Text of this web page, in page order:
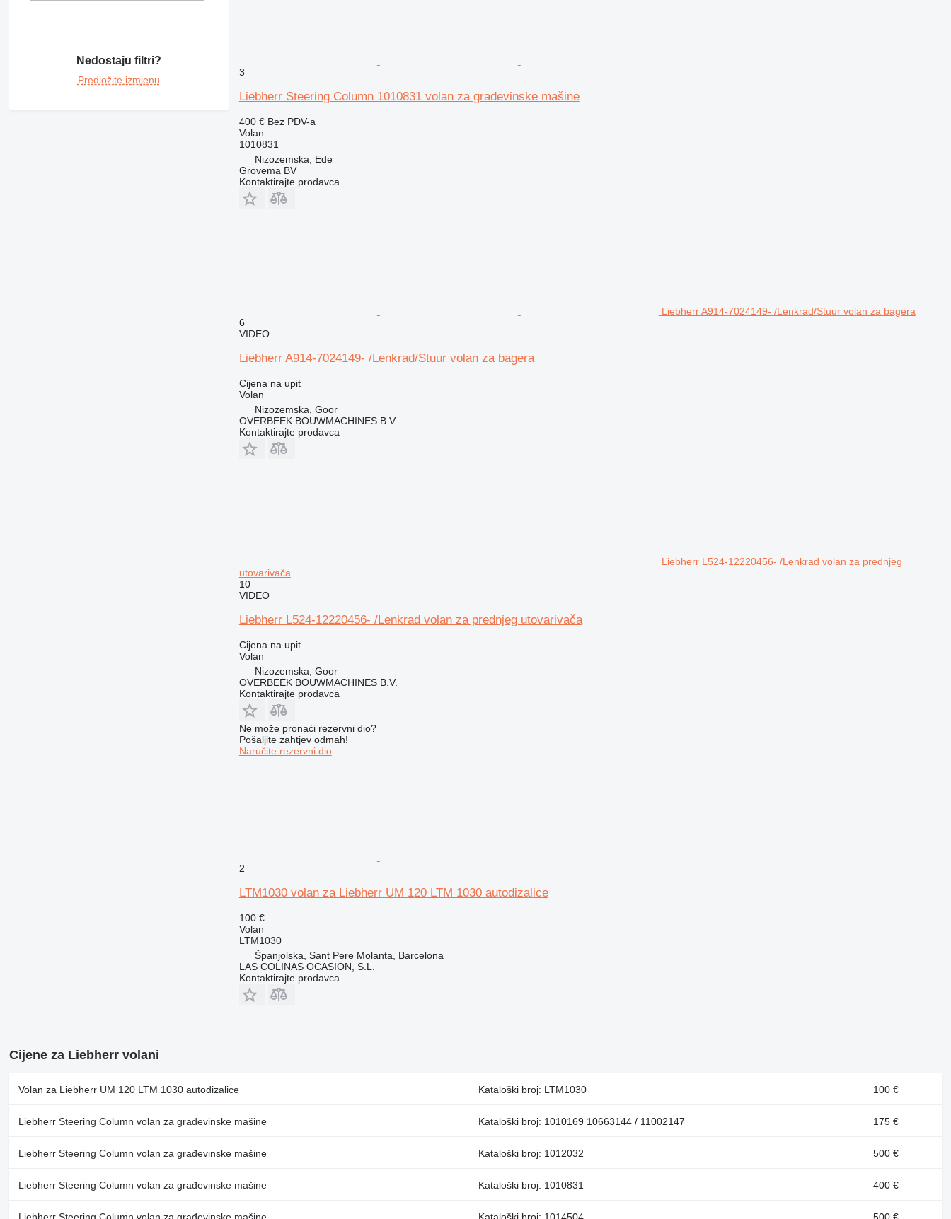
Nedostaju filtri?
Predložite izmjenu
3
Liebherr Steering Column 1010831 volan za građevinske mašine
400 € Bez PDV-a
Volan
1010831
Nizozemska, Ede
Grovema BV
Kontaktirajte prodavca
Liebherr A914-7024149- /Lenkrad/Stuur volan za bagera
6
VIDEO
Liebherr A914-7024149- /Lenkrad/Stuur volan za bagera
Cijena na upit
Volan
Nizozemska, Goor
OVERBEEK BOUWMACHINES B.V.
Kontaktirajte prodavca
Liebherr L524-12220456- /Lenkrad volan za prednjeg
utovarivača
10
VIDEO
Liebherr L524-12220456- /Lenkrad volan za prednjeg utovarivača
Cijena na upit
Volan
Nizozemska, Goor
OVERBEEK BOUWMACHINES B.V.
Kontaktirajte prodavca
Ne može pronaći rezervni dio?
Pošaljite zahtjev odmah!
Naručite rezervni dio
2
LTM1030 volan za Liebherr UM 120 LTM 1030 autodizalice
100 €
Volan
LTM1030
Španjolska, Sant Pere Molanta, Barcelona
LAS COLINAS OCASION, S.L.
Kontaktirajte prodavca
Cijene za Liebherr volani
Volan za Liebherr UM 120 LTM 1030 autodizalice Kataloški broj: LTM1030 100 €
Liebherr Steering Column volan za građevinske mašine Kataloški broj: 1010169 10663144 / 11002147 175 €
Liebherr Steering Column volan za građevinske mašine Kataloški broj: 1012032 500 €
Liebherr Steering Column volan za građevinske mašine Kataloški broj: 1010831 400 €